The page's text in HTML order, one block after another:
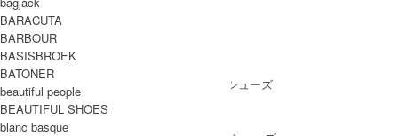
SHOES
SHOES ALL ITEM
/ ドレスシューズ
BOOTS
PUMPS
BARACUTA
BARBOUR
BASISBROEK
BATONER
beautiful people
BEAUTIFUL SHOES
blanc basque